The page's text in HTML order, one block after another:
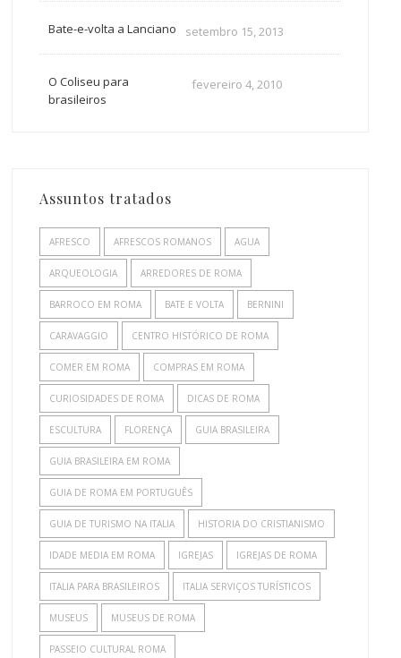
Bate-e-volta a Lanciano setembro 15, 2013
O Coliseu para
brasileiros
fevereiro 4, 2010
Assuntos tratados
AFRESCO AFRESCOS ROMANOS AGUA
ARQUEOLOGIA ARREDORES DE ROMA
BARROCO EM ROMA BATE E VOLTA BERNINI
CARAVAGGIO CENTRO HISTÓRICO DE ROMA
COMER EM ROMA COMPRAS EM ROMA
CURIOSIDADES DE ROMA DICAS DE ROMA
ESCULTURA FLORENÇA GUIA BRASILEIRA
GUIA BRASILEIRA EM ROMA
GUIA DE ROMA EM PORTUGUÊS
GUIA DE TURISMO NA ITALIA HISTORIA DO CRISTIANISMO
IDADE MEDIA EM ROMA IGREJAS IGREJAS DE ROMA
ITALIA PARA BRASILEIROS ITALIA SERVIÇOS TURÍSTICOS
MUSEUS MUSEUS DE ROMA
PASSEIO CULTURAL ROMA